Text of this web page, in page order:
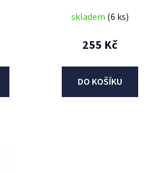
skladem (6 ks)
255 Kč
DO KOŠÍKU